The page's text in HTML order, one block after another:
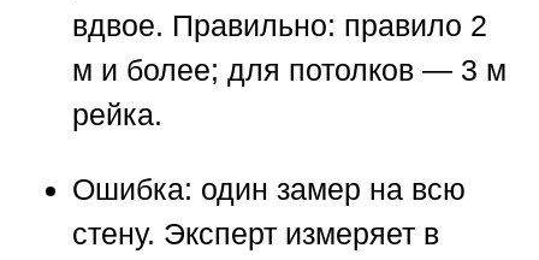
вдвое. Правильно: правило 2
м и более; для потолков — 3 м
рейка.
Ошибка: один замер на всю
стену. Эксперт измеряет в